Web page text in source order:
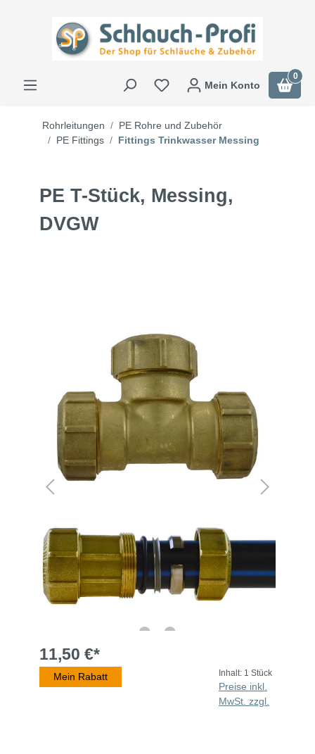
Mein Konto
0
Rohrleitungen
PE Rohre und Zubehör
PE Fittings
Fittings Trinkwasser Messing
PE T-Stück, Messing,
DVGW
11,50 €*
Mein Rabatt Inhalt: 1 Stück
Preise inkl.
MwSt. zzgl.